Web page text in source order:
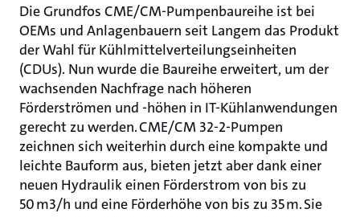
Die Grundfos CME/CM-Pumpenbaureihe ist bei
OEMs und Anlagenbauern seit Langem das Produkt
der Wahl für Kühlmittelverteilungseinheiten
(CDUs). Nun wurde die Baureihe erweitert, um der
wachsenden Nachfrage nach höheren
Förderströmen und -höhen in IT-Kühlanwendungen
gerecht zu werden. CME/CM 32-2-Pumpen
zeichnen sich weiterhin durch eine kompakte und
leichte Bauform aus, bieten jetzt aber dank einer
neuen Hydraulik einen Förderstrom von bis zu
50 m3/h und eine Förderhöhe von bis zu 35 m. Sie